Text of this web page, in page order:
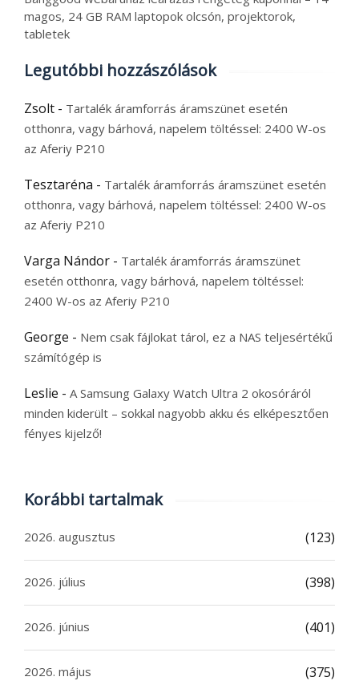
magos, 24 GB RAM laptopok olcsón, projektorok,
tabletek
Legutóbbi hozzászólások
Zsolt - Tartalék áramforrás áramszünet esetén
otthonra, vagy bárhová, napelem töltéssel: 2400 W-os
az Aferiy P210
Tesztaréna - Tartalék áramforrás áramszünet esetén
otthonra, vagy bárhová, napelem töltéssel: 2400 W-os
az Aferiy P210
Varga Nándor - Tartalék áramforrás áramszünet
esetén otthonra, vagy bárhová, napelem töltéssel:
2400 W-os az Aferiy P210
George - Nem csak fájlokat tárol, ez a NAS teljesértékű
számítógép is
Leslie - A Samsung Galaxy Watch Ultra 2 okosóráról
minden kiderült – sokkal nagyobb akku és elképesztően
fényes kijelző!
Korábbi tartalmak
2026. augusztus (123)
2026. július (398)
2026. június (401)
2026. május (375)